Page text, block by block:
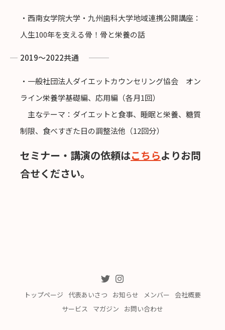
・西南女学院大学・九州歯科大学地域連携公開講座：
人生100年を支える骨！骨と栄養の話
2019〜2022共通
・一般社団法人ダイエットカウンセリング協会 オン
ライン栄養学基礎編、応用編（各月1回）
主なテーマ：ダイエットと食事、睡眠と栄養、糖質
制限、食べすぎた日の調整法他（12回分）
セミナー・講演の依頼はこちらよりお問
合せください。
トップページ 代表あいさつ お知らせ メンバー 会社概要
サービス
マガジン お問い合わせ